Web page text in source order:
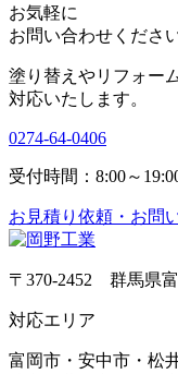
お気軽に
お問い合わせくださ
塗り替えやリフォー
対応いたします。
0274-64-0406
受付時間：8:00～
お見積り依頼・お問
〒370-2452 群馬県
対応エリア
富岡市・安中市・松